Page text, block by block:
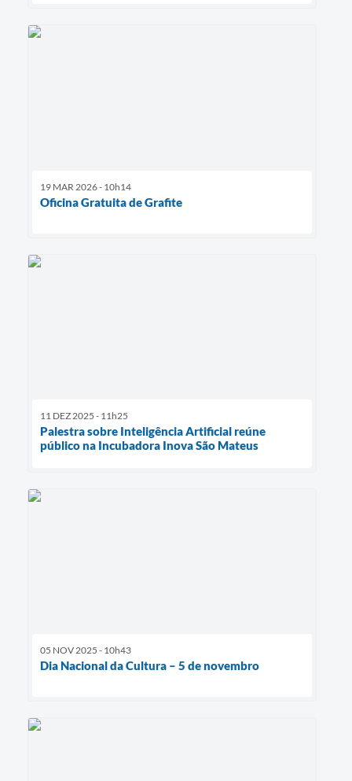
19 MAR 2026 - 10h14
Oficina Gratuita de Grafite
11 DEZ 2025 - 11h25
Palestra sobre Inteligência Artificial reúne
público na Incubadora Inova São Mateus
05 NOV 2025 - 10h43
Dia Nacional da Cultura – 5 de novembro